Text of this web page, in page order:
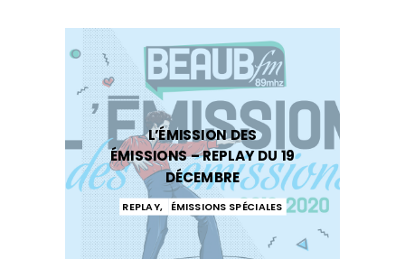
L’ÉMISSION DES
ÉMISSIONS – REPLAY DU 19
DÉCEMBRE
REPLAY, ÉMISSIONS SPÉCIALES